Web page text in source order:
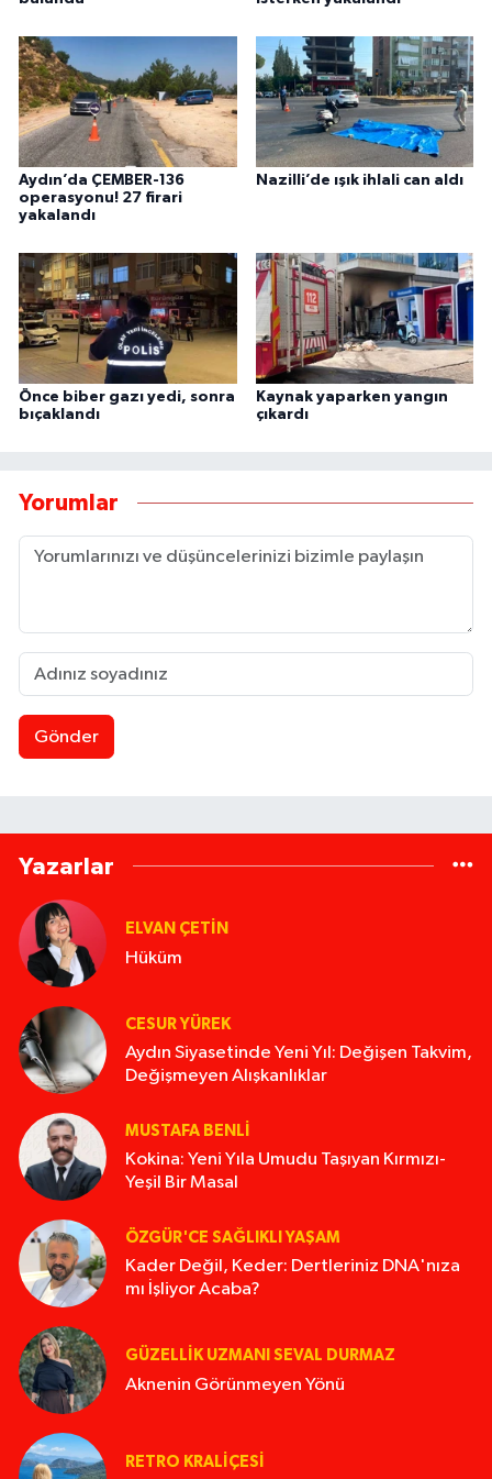
Aydın’da ÇEMBER-136
operasyonu! 27 firari
yakalandı
Nazilli’de ışık ihlali can aldı
Önce biber gazı yedi, sonra
bıçaklandı
Kaynak yaparken yangın
çıkardı
Yorumlar
Gönder
Yazarlar
ELVAN ÇETIN
Hüküm
CESUR YÜREK
Aydın Siyasetinde Yeni Yıl: Değişen Takvim,
Değişmeyen Alışkanlıklar
MUSTAFA BENLI
Kokina: Yeni Yıla Umudu Taşıyan Kırmızı-
Yeşil Bir Masal
ÖZGÜR'CE SAĞLIKLI YAŞAM
Kader Değil, Keder: Dertleriniz DNA'nıza
mı İşliyor Acaba?
GÜZELLIK UZMANI SEVAL DURMAZ
Aknenin Görünmeyen Yönü
RETRO KRALIÇESI